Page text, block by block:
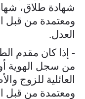
شهادة طلاق،
ومعتمدة من قبل
العدل.
- إذا كان مقدم
من سجل الهوية أو
العائلية للزوج
ومعتمدة من قبل